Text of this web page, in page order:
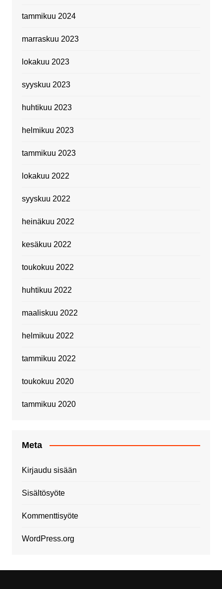
tammikuu 2024
marraskuu 2023
lokakuu 2023
syyskuu 2023
huhtikuu 2023
helmikuu 2023
tammikuu 2023
lokakuu 2022
syyskuu 2022
heinäkuu 2022
kesäkuu 2022
toukokuu 2022
huhtikuu 2022
maaliskuu 2022
helmikuu 2022
tammikuu 2022
toukokuu 2020
tammikuu 2020
Meta
Kirjaudu sisään
Sisältösyöte
Kommenttisyöte
WordPress.org